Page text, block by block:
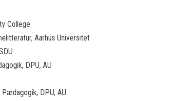
College
Aarhus Universitet
DPU, AU
DPU, AU.